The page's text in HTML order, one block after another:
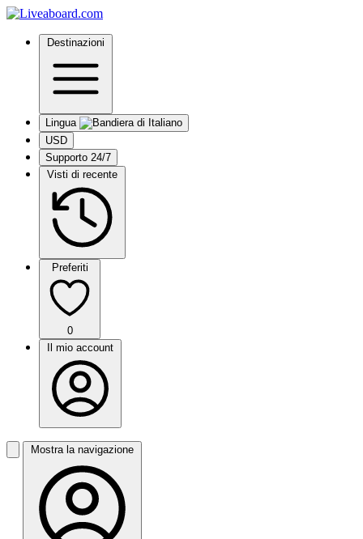
Destinazioni
Lingua
USD
Supporto 24/7
Visti di recente
Preferiti
0
Il mio account
Mostra la navigazione